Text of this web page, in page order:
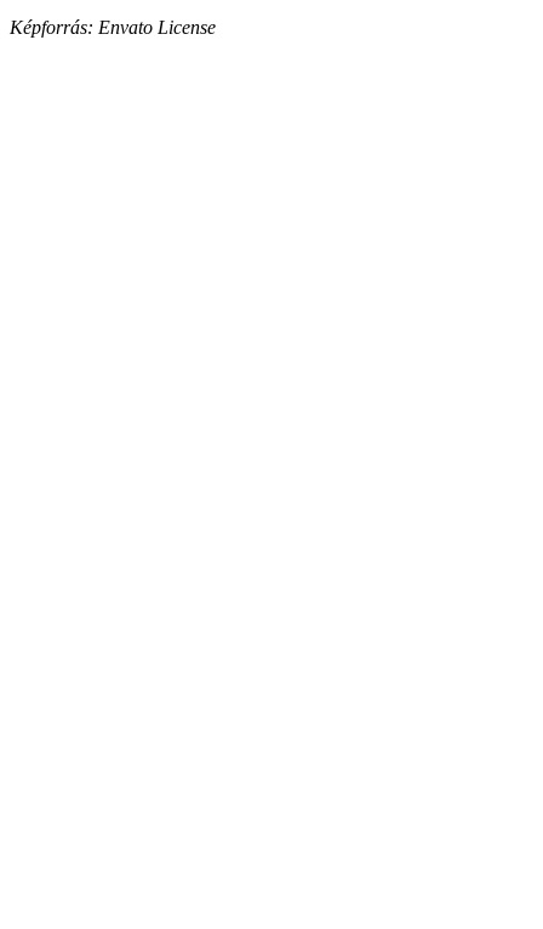
Képforrás: Envato License